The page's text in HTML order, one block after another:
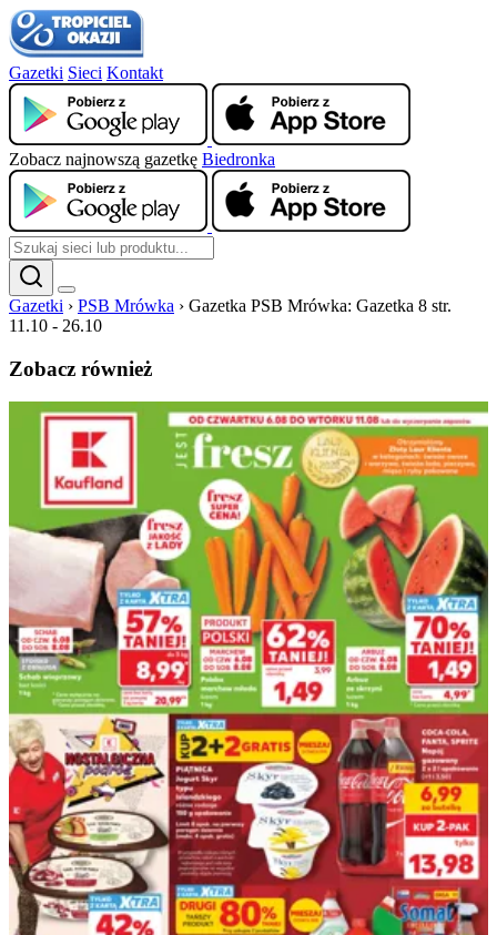
Gazetki Sieci Kontakt
Zobacz najnowszą gazetkę Biedronka
Gazetki › PSB Mrówka › Gazetka PSB Mrówka: Gazetka 8 str.
11.10 - 26.10
Zobacz również